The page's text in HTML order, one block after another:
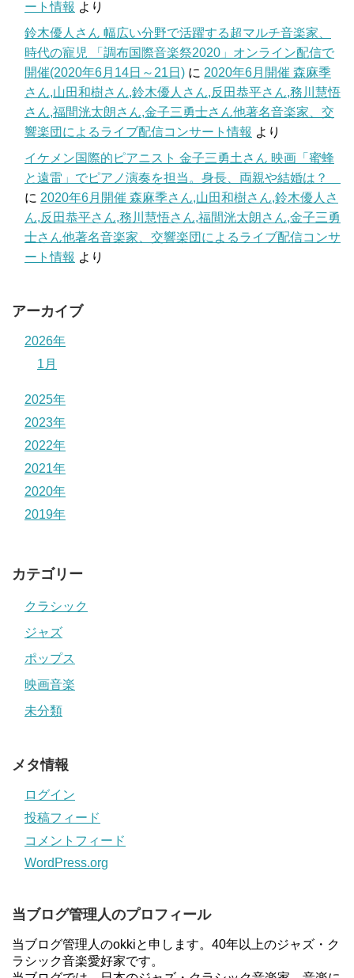
ート情報 より
鈴木優人さん 幅広い分野で活躍する超マルチ音楽家、
時代の寵児 「調布国際音楽祭2020」オンライン配信で
開催(2020年6月14日～21日) に 2020年6月開催 森麻季
さん,山田和樹さん,鈴木優人さん,反田恭平さん,務川慧悟
さん,福間洸太朗さん,金子三勇士さん他著名音楽家、交
響楽団によるライブ配信コンサート情報 より
イケメン国際的ピアニスト 金子三勇土さん 映画「蜜蜂
と遠雷」でピアノ演奏を担当。身長、両親や結婚は？
に 2020年6月開催 森麻季さん,山田和樹さん,鈴木優人さ
ん,反田恭平さん,務川慧悟さん,福間洸太朗さん,金子三勇
士さん他著名音楽家、交響楽団によるライブ配信コンサ
ート情報 より
アーカイブ
2026年
1月
2025年
2023年
2022年
2021年
2020年
2019年
カテゴリー
クラシック
ジャズ
ポップス
映画音楽
未分類
メタ情報
ログイン
投稿フィード
コメントフィード
WordPress.org
当ブログ管理人のプロフィール
当ブログ管理人のokkiと申します。40年以上のジャズ・ク
ラシック音楽愛好家です。